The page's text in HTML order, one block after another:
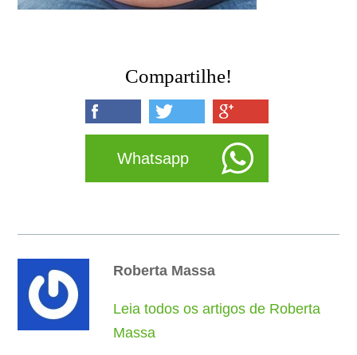
Compartilhe!
Whatsapp
Roberta Massa
Leia todos os artigos de Roberta
Massa